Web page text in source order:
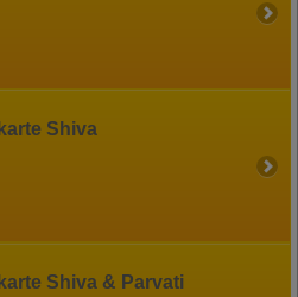
Shiva
Shiva & Parvati